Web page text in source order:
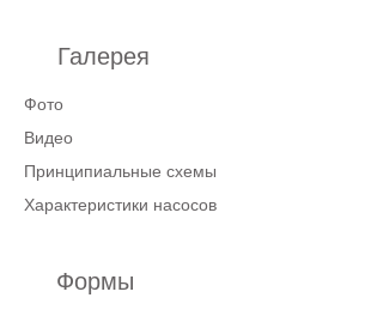
Галерея
Фото
Видео
Принципиальные схемы
Характеристики насосов
Формы